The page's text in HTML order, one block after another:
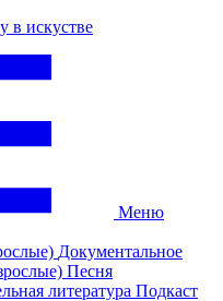
в искустве
Меню
Документальное
Песня
литература Подкаст